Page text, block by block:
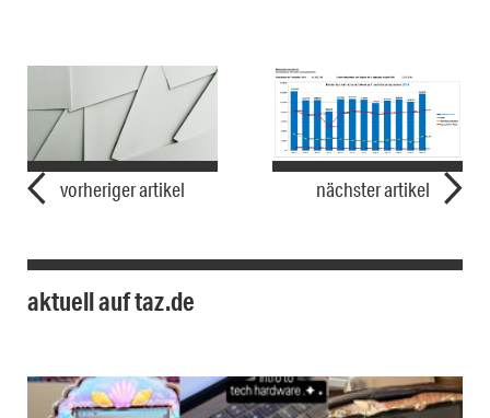
vorheriger artikel nächster artikel
aktuell auf taz.de